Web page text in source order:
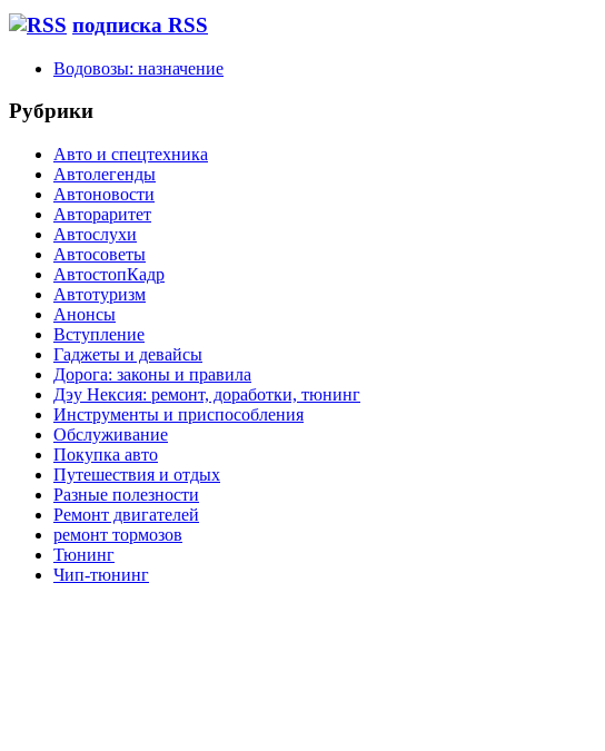
подписка RSS
Водовозы: назначение
Рубрики
Авто и спецтехника
Автолегенды
Автоновости
Автораритет
Автослухи
Автосоветы
АвтостопКадр
Автотуризм
Анонсы
Вступление
Гаджеты и девайсы
Дорога: законы и правила
Дэу Нексия: ремонт, доработки, тюнинг
Инструменты и приспособления
Обслуживание
Покупка авто
Путешествия и отдых
Разные полезности
Ремонт двигателей
ремонт тормозов
Тюнинг
Чип-тюнинг